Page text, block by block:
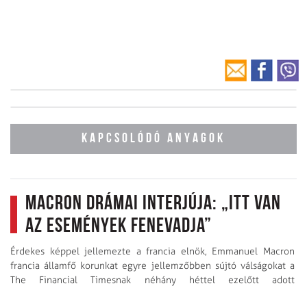
KAPCSOLÓDÓ ANYAGOK
Macron drámai interjúja: „Itt van
az események Fenevadja”
Érdekes képpel jellemezte a francia elnök, Emmanuel Macron
francia államfő korunkat egyre jellemzőbben sújtó válságokat a
The Financial Timesnak néhány héttel ezelőtt adott